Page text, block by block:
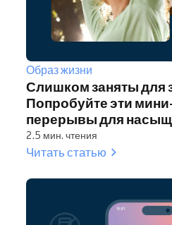
Образ жизни
Слишком заняты для
Попробуйте эти
перерывы для
2.5 мин. чтения
Читать статью